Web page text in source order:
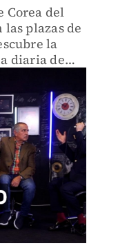
Corea del
plazas de
la
diaria de
la Calle'
su